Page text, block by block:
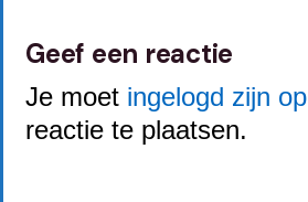
Geef een reactie
Je moet ingelogd zijn op
reactie te plaatsen.